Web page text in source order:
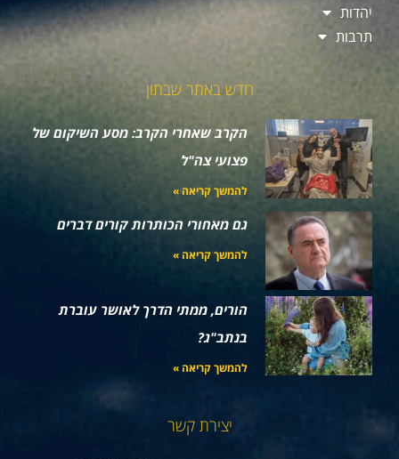
יהדות
תרבות
חדש באתר שבתון
הקרב שאחרי הקרב: מסע השיקום של
פצועי צה"ל
להמשך קריאה »
גם מאחורי הכותרות קורים דברים
להמשך קריאה »
הורים, ממתי הדרך לאושר עוברת
בנתב"ג?
להמשך קריאה »
יצירת קשר